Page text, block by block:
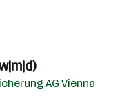
AG Vienna